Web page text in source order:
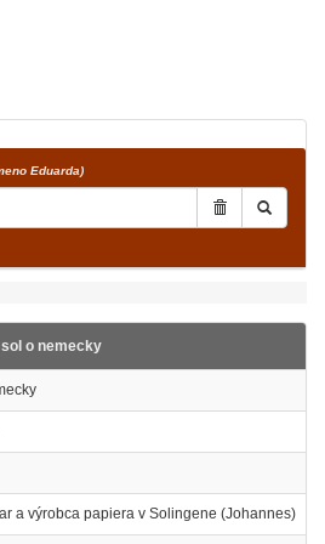
Eduarda)
sol o nemecky
a výrobca papiera v Solingene (Johannes)